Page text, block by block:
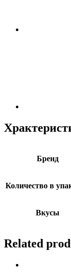
Бренд
Количество в
Вкусы
Related